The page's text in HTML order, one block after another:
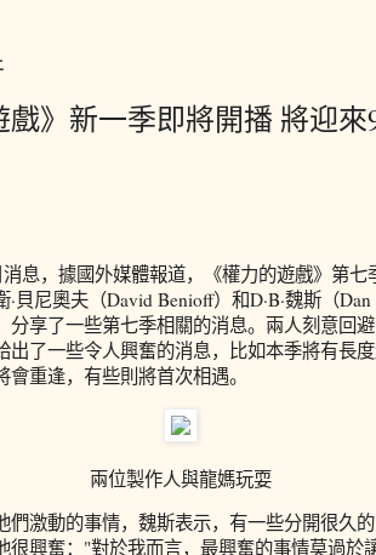
戲》新一季即將開播 將迎
息，據國外媒體報道，《權力的遊戲》第七
貝尼奧夫（David Benioff）和D·B·魏斯（
分享了一些第七季相關的消息。兩人刻意回
出了一些令人興奮的消息，比如本季將有長
重逢，有些則將首次相遇。
兩位製作人與龍媽玩耍
們激動的事情，魏斯表示，有一些分開很久
很興奮："對於我而言，最興奮的事情莫過於